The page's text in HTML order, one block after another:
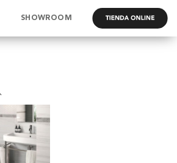
SHOWROOM .